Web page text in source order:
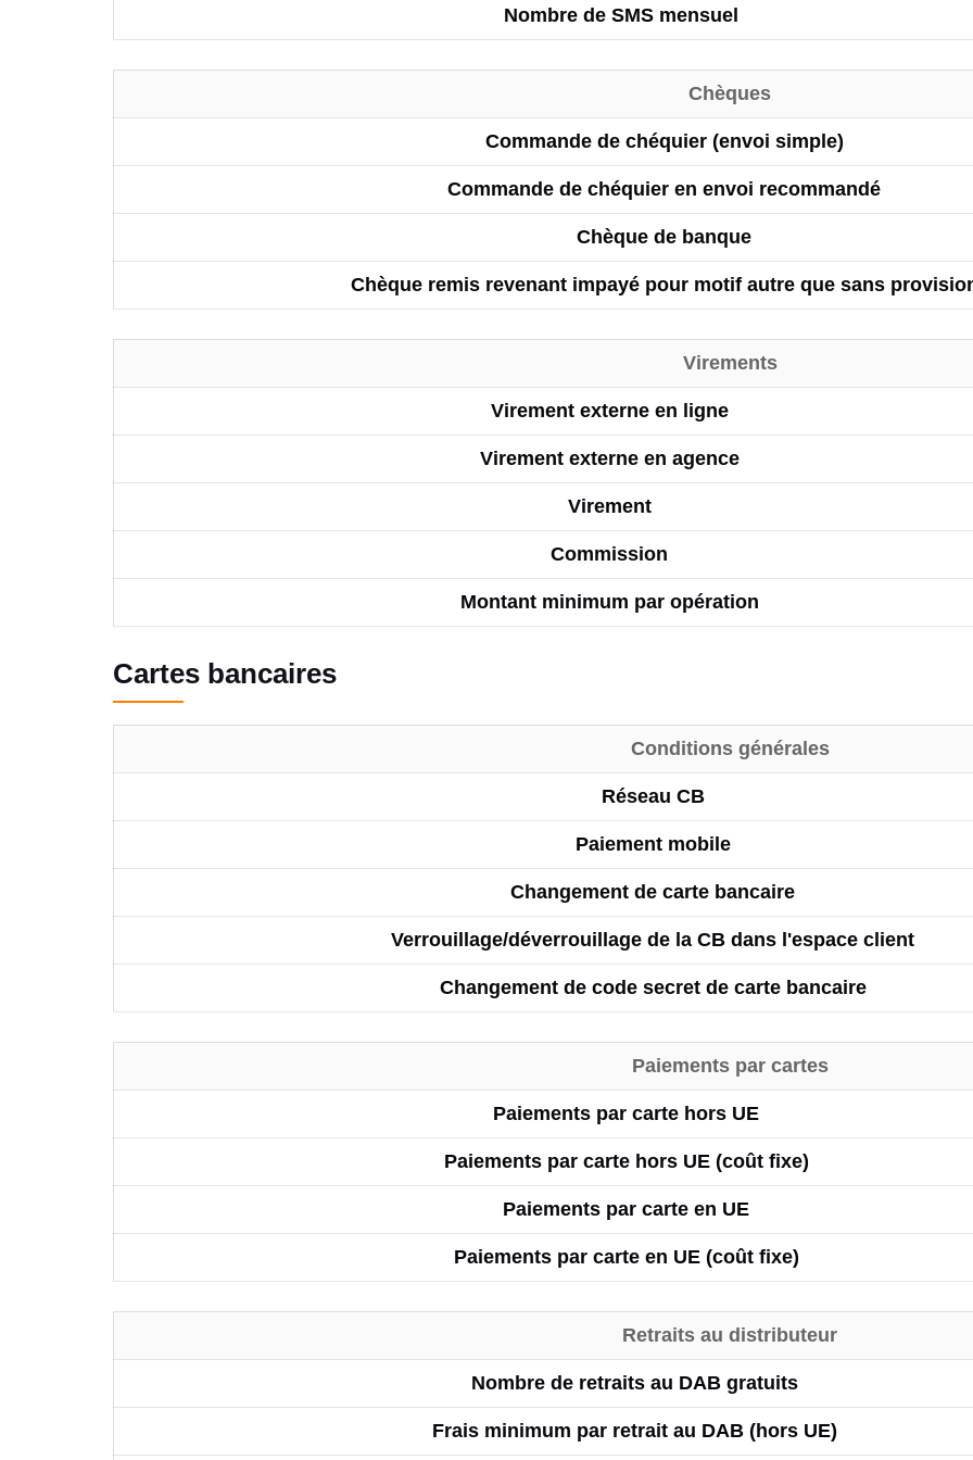
Nombre de SMS mensuel
Chèques
Commande de chéquier (envoi simple)
Commande de chéquier en envoi recommandé
Chèque de banque
Chèque remis revenant impayé pour motif autre que sans
Virements
Virement externe en ligne
Virement externe en agence
Virement
Commission
Montant minimum par opération
Cartes bancaires
Conditions générales
Réseau CB
Paiement mobile
Changement de carte bancaire
Verrouillage/déverrouillage de la CB dans l'espace client
Changement de code secret de carte bancaire
Paiements par cartes
Paiements par carte hors UE
Paiements par carte hors UE (coût fixe)
Paiements par carte en UE
Paiements par carte en UE (coût fixe)
Retraits au distributeur
Nombre de retraits au DAB gratuits
Frais minimum par retrait au DAB (hors UE)